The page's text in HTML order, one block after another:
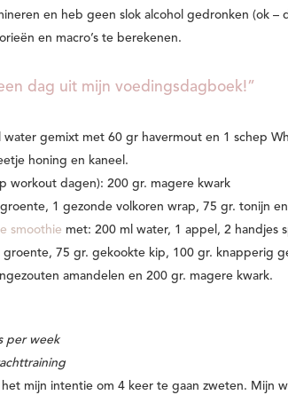
en heb geen slok alcohol gedronken (ok
en macro’s te berekenen.
dag uit mijn voedingsdagboek!”
water gemixt met 60 gr havermout en 1 schep
honing en kaneel.
workout dagen): 200 gr. magere kwark
1 gezonde volkoren wrap, 75 gr. tonijn
smoothie met: 200 ml water, 1 appel, 2 handjes
groente, 75 gr. gekookte kip, 100 gr. knapperig
amandelen en 200 gr. magere kwark.
per week
het mijn intentie om 4 keer te gaan zweten. Mijn